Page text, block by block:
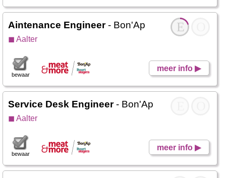
E
Aintenance Engineer- Bon'Ap
◼ Aalter
meer info ▶
bewaar
Service Desk Engineer- Bon'Ap
◼ Aalter
meer info ▶
bewaar